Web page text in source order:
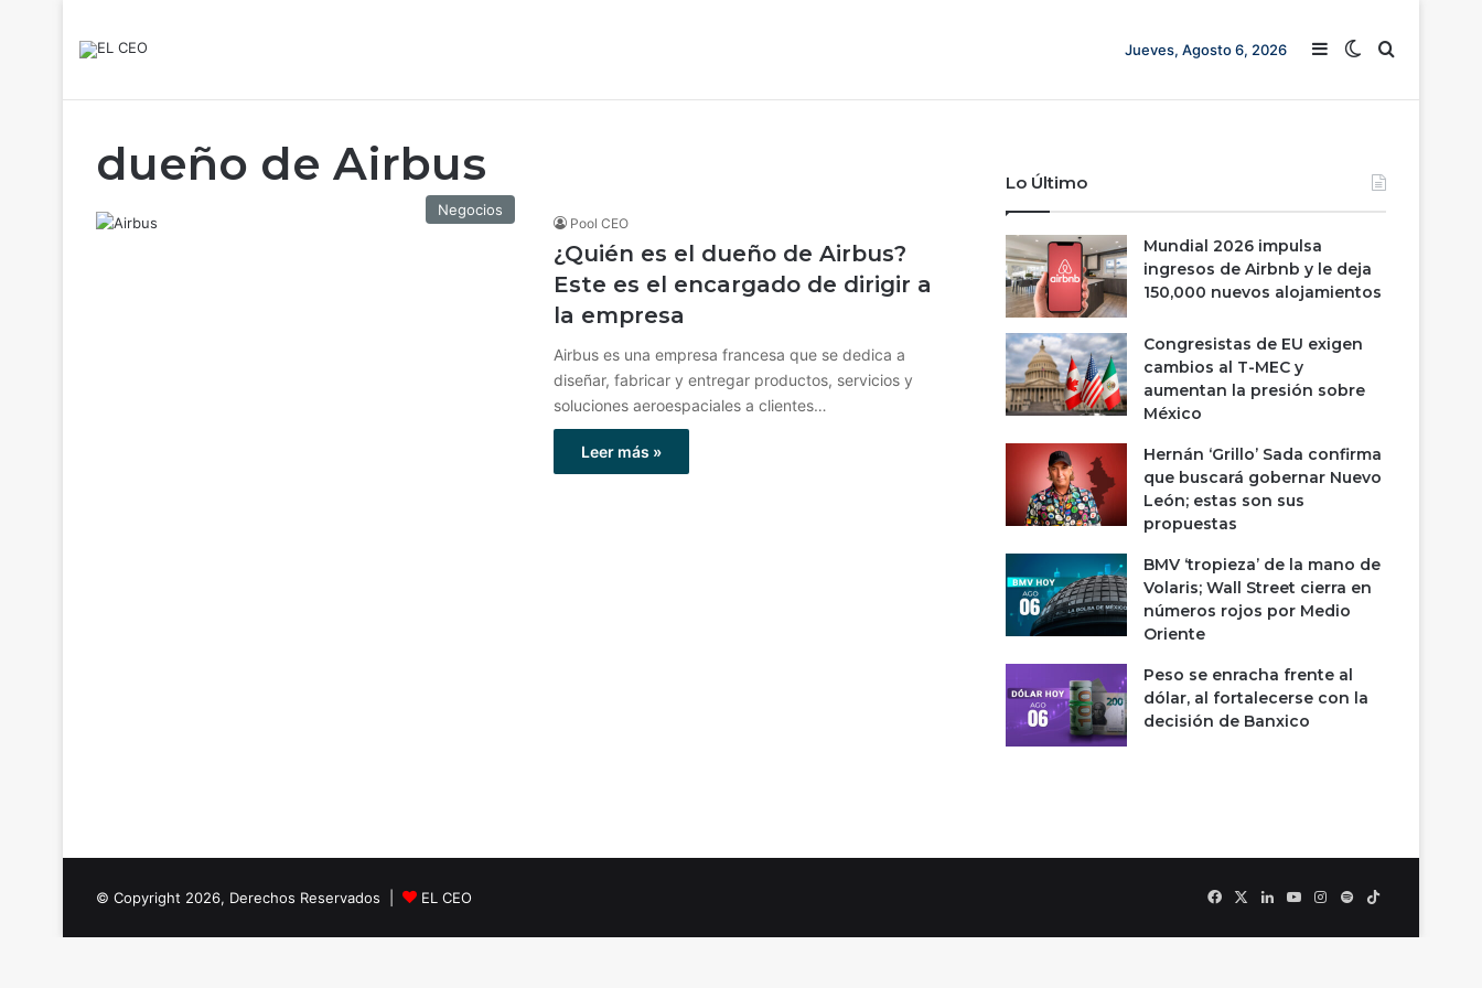
Jueves, Agosto 6, 2026 Barra lateral
Switch skin
Buscar
dueño de Airbus
Negocios
Pool CEO
¿Quién es el dueño de Airbus?
Este es el encargado de dirigir a
la empresa
Airbus es una empresa francesa que se dedica a
diseñar, fabricar y entregar productos, servicios y
soluciones aeroespaciales a clientes…
Leer más »
Lo Último
Mundial 2026 impulsa
ingresos de Airbnb y le deja
150,000 nuevos alojamientos
Congresistas de EU exigen
cambios al T-MEC y
aumentan la presión sobre
México
Hernán ‘Grillo’ Sada confirma
que buscará gobernar Nuevo
León; estas son sus
propuestas
BMV ‘tropieza’ de la mano de
Volaris; Wall Street cierra en
números rojos por Medio
Oriente
Peso se enracha frente al
dólar, al fortalecerse con la
decisión de Banxico
© Copyright 2026, Derechos Reservados | EL CEO FacebookLinkedInYouTubeInstagram
SpotifyTikTok